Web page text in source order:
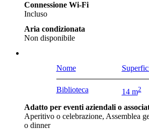
Connessione Wi-Fi
Incluso
Aria condizionata
Non disponibile
Nome
Biblioteca 14 m2
Adatto per eventi aziendali o
Aperitivo o celebrazione, Assemblea
o dinner